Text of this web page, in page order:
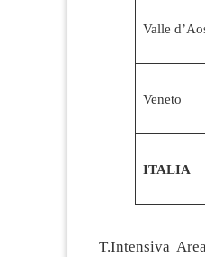
Valle
Veneto
ITALIA
Area
T.Intensiva